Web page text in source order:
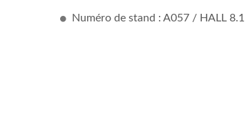
Numéro de stand : A057 / HALL 8.1